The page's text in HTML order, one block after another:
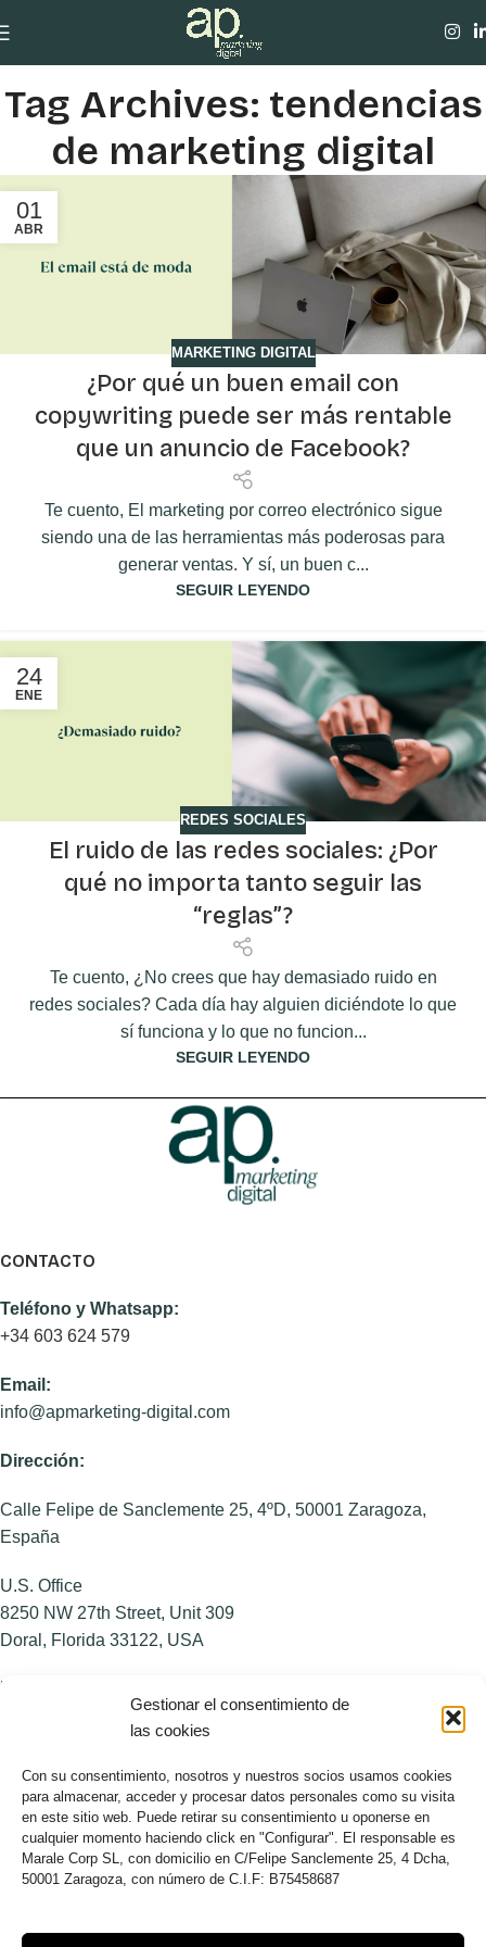
Gestionar el consentimiento de
las cookies
Con su consentimiento, nosotros y nuestros socios usamos cookies
para almacenar, acceder y procesar datos personales como su visita
en este sitio web. Puede retirar su consentimiento u oponerse en
cualquier momento haciendo click en "Configurar". El responsable es
Marale Corp SL, con domicilio en C/Felipe Sanclemente 25, 4 Dcha,
50001 Zaragoza, con número de C.I.F: B75458687
Skip to navigation
Tag Archives: tendencias
de marketing digital
01
ABR
MARKETING DIGITAL
¿Por qué un buen email con
copywriting puede ser más rentable
que un anuncio de Facebook?
Te cuento, El marketing por correo electrónico sigue
siendo una de las herramientas más poderosas para
generar ventas. Y sí, un buen c...
SEGUIR LEYENDO
24
ENE
REDES SOCIALES
El ruido de las redes sociales: ¿Por
qué no importa tanto seguir las
“reglas”?
Te cuento, ¿No crees que hay demasiado ruido en
redes sociales? Cada día hay alguien diciéndote lo que
sí funciona y lo que no funcion...
SEGUIR LEYENDO
CONTACTO
Teléfono y Whatsapp:
+34 603 624 579
Email:
info@apmarketing-digital.com
Dirección:
Calle Felipe de Sanclemente 25, 4ºD, 50001 Zaragoza,
España
U.S. Office
8250 NW 27th Street, Unit 309
Doral, Florida 33122, USA
NOSOTROS
MÁS INFORMACIÓN
Aviso legal
Política de privacidad
Términos y condiciones